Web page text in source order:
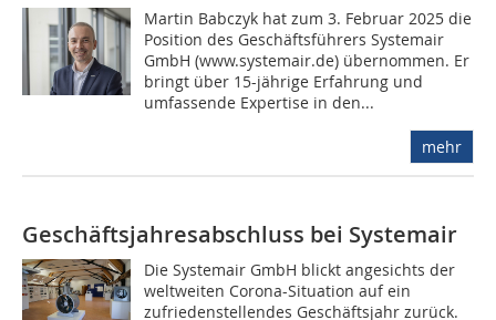
Martin Babczyk hat zum 3. Februar 2025 die
Position des Geschäftsführers Systemair
GmbH (www.systemair.de) übernommen. Er
bringt über 15-jährige Erfahrung und
umfassende Expertise in den...
mehr
Geschäftsjahresabschluss bei Systemair
Die Systemair GmbH blickt angesichts der
weltweiten Corona-Situation auf ein
zufriedenstellendes Geschäftsjahr zurück.